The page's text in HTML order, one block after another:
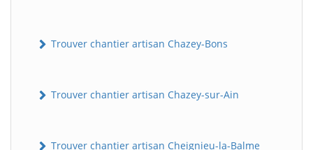
Trouver chantier artisan Chazey-Bons
Trouver chantier artisan Chazey-sur-Ain
Trouver chantier artisan Cheignieu-la-Balme